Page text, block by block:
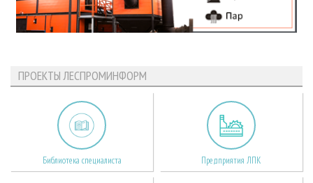
ПРОЕКТЫ ЛЕСПРОМИНФОРМ
Библиотека специалиста Предприятия ЛПК